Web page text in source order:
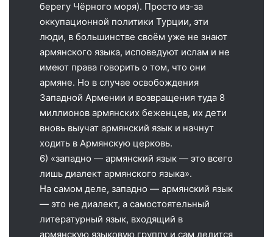
берегу Чёрного моря). Просто из-за
оккупационной политики Турции, эти
люди, в большинстве своём уже не знают
армянского языка, исповедуют ислам и не
имеют права говорить о том, что они
армяне. Но в случае освобождения
Западной Армении и возвращения туда 8
миллионов армянских беженцев, их дети
вновь выучат армянский язык и начнут
ходить в Армянскую церковь.
6) «западно — армянский язык — это всего
лишь диалект армянского языка».
На самом деле, западно — армянский язык
— это не диалект, а самостоятельный
литературный язык, входящий в
армянскую языковую группу и сам делится